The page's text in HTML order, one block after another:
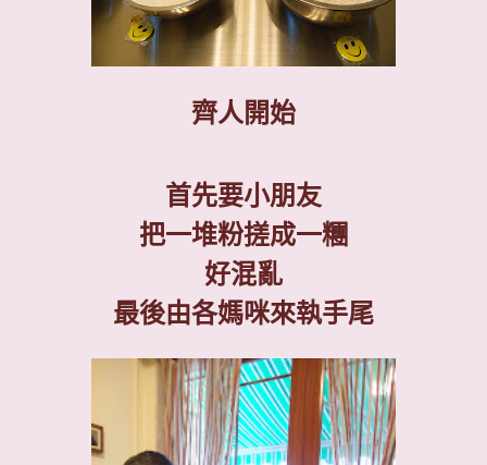
齊人開始
首先要小朋友
把一堆粉搓成一糰
好混亂
最後由各媽咪來執手尾